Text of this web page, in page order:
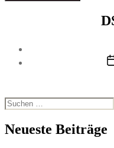
Suchen
nach:
Neueste Beiträge